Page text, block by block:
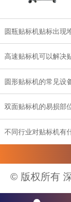
圆瓶贴标机贴标出现
高速贴标机可以解决
圆形贴标机的常见设
双面贴标机的易损部
不同行业对贴标机有
© 版权所有